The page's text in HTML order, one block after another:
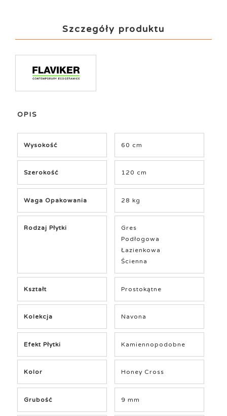
Szczegóły produktu
OPIS
Wysokość 60 cm
Szerokość 120 cm
Waga Opakowania 28 kg
Rodzaj Płytki
Gres
Podłogowa
Łazienkowa
Ścienna
Kształt Prostokątne
Kolekcja Navona
Efekt Płytki Kamiennopodobne
Kolor Honey Cross
Grubość 9 mm